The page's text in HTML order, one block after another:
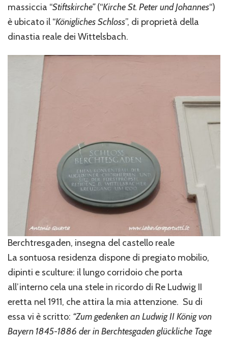
massiccia “Stiftskirche”(“Kirche St. Peter und Johannes“)
è ubicato il “Königliches Schloss”, di proprietà della
dinastia reale dei Wittelsbach.
Berchtresgaden, insegna del castello reale
La sontuosa residenza dispone di pregiato mobilio,
dipinti e sculture: il lungo corridoio che porta
all’interno cela una stele in ricordo di Re Ludwig II
eretta nel 1911, che attira la mia attenzione. Su di
essa vi è scritto: “Zum gedenken an Ludwig II König von
Bayern 1845-1886 der in Berchtesgaden glückliche Tage